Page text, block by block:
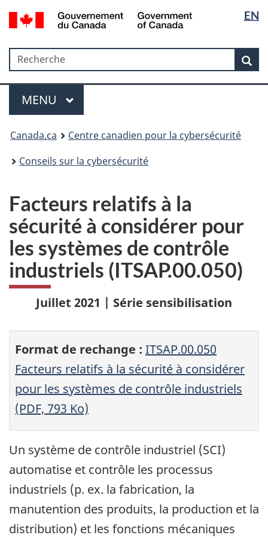
Passer
au
Passer
à
sujet
du
Passer
à
HTML
simplifiée
la
langue
EN
Government
Gouvernement
du
Recherche
Recherche
Menu
MAIN
MENU
Canada.ca
Centre canadien pour la cybersécurité
Conseils sur la cybersécurité
Facteurs relatifs à la
sécurité à considérer pour
les systèmes de contrôle
industriels (ITSAP.00.050)
Juillet 2021 | Série sensibilisation
Format de rechange : ITSAP.00.050
Facteurs relatifs à la sécurité à considérer
pour les systèmes de contrôle industriels
(PDF, 793 Ko)
Un système de contrôle industriel (SCI)
automatise et contrôle les processus
industriels (p. ex. la fabrication, la
manutention des produits, la production et la
distribution) et les fonctions mécaniques